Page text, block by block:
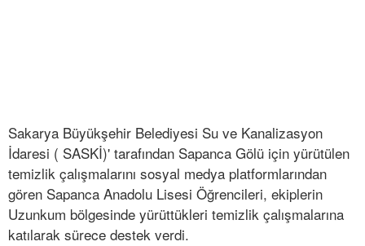
Sakarya Büyükşehir Belediyesi Su ve Kanalizasyon
İdaresi ( SASKİ)' tarafından Sapanca Gölü için yürütülen
temizlik çalışmalarını sosyal medya platformlarından
gören Sapanca Anadolu Lisesi Öğrencileri, ekiplerin
Uzunkum bölgesinde yürüttükleri temizlik çalışmalarına
katılarak sürece destek verdi.